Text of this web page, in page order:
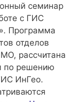
семинар
с ГИС
Программа
отделов
рассчитана
по решению
ИнГео.